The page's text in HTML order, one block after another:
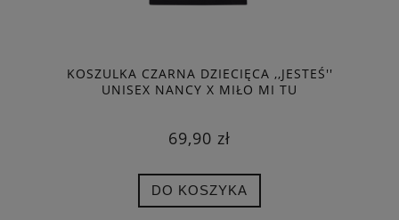
KOSZULKA CZARNA DZIECIĘCA ,,JESTEŚ''
UNISEX NANCY X MIŁO MI TU
69,90 zł
DO KOSZYKA